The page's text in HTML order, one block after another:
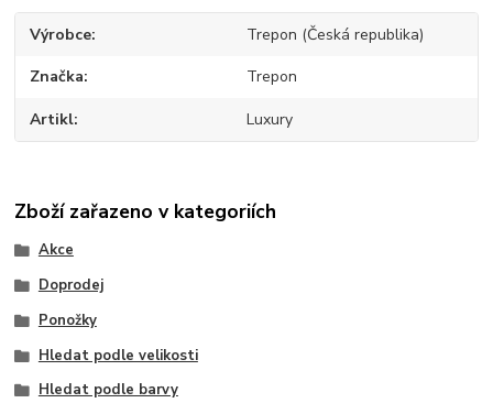
Výrobce Trepon (Česká republika)
Značka Trepon
Artikl Luxury
Zboží zařazeno v kategoriích
Akce
Doprodej
Ponožky
Hledat podle velikosti
Hledat podle barvy